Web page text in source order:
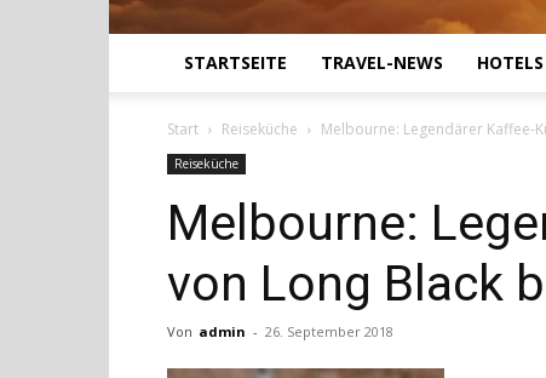
STARTSEITE TRAVEL-NEWS HOTELS
Start Reiseküche Melbourne: Legendärer Kaffee-
Reiseküche
Melbourne:
von Long Black
Von admin - 26. September 2018